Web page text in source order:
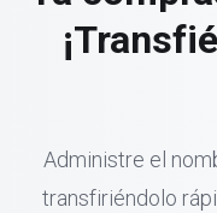
Administre el
transfiriéndolo